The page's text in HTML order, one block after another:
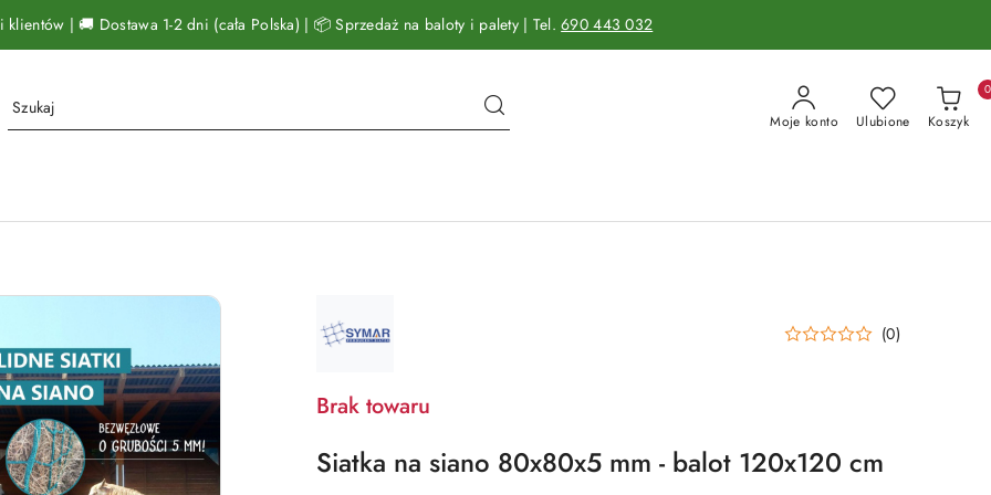
| 🚚 Dostawa 1-2 dni (cała Polska) | 📦 Sprzedaż na baloty i palety | Tel.690 443 032
Moje konto Ulubione Koszyk
0
PRODUCENTA:
SYMAR (0)
Brak towaru
Siatka na siano 80x80x5 mm - balot 120x120 cm